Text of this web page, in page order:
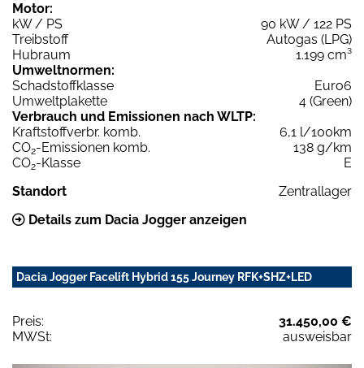
Motor:
kW / PS
90 kW / 122 PS
Treibstoff
Autogas (LPG)
Hubraum
1.199 cm³
Umweltnormen:
Schadstoffklasse
Euro6
Umweltplakette
4 (Green)
Verbrauch und Emissionen nach WLTP:
Kraftstoffverbr. komb.
6,1 l/100km
CO2-Emissionen komb.
138 g/km
CO2-Klasse
E
Standort
Zentrallager
Details zum Dacia Jogger anzeigen
Dacia Jogger Facelift Hybrid 155 Journey RFK+SHZ+LED
Preis:
31.450,00 €
MWSt:
ausweisbar